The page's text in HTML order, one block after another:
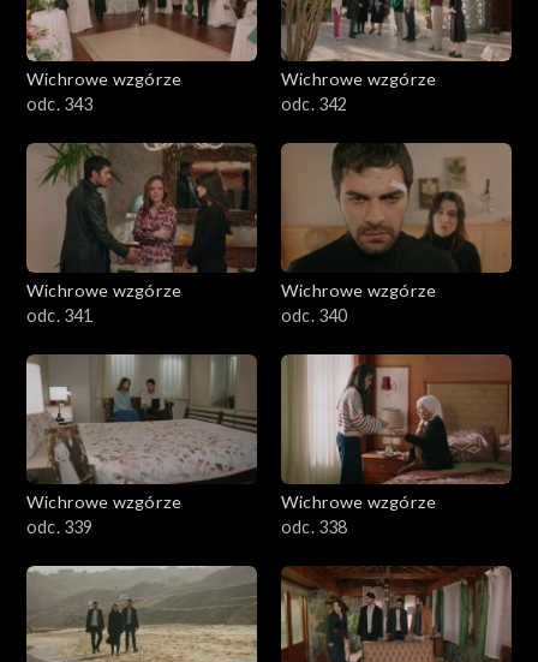
Wichrowe wzgórze
odc. 343
Wichrowe wzgórze
odc. 342
Wichrowe wzgórze
odc. 341
Wichrowe wzgórze
odc. 340
Wichrowe wzgórze
odc. 339
Wichrowe wzgórze
odc. 338